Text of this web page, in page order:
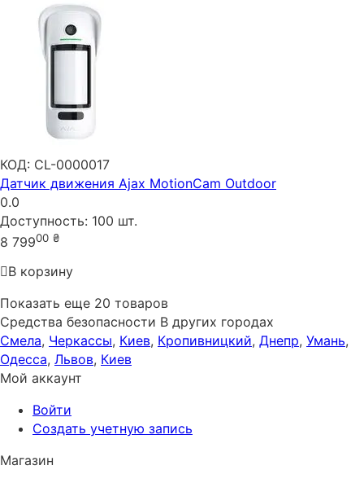
КОД: CL-0000017
Датчик движения Ajax MotionCam Outdoor
0.0
Доступность: 100 шт.
8 79900 ₴
В корзину
Показать еще 20 товаров
Средства безопасности В других городах
Смела, Черкассы, Киев, Кропивницкий, Днепр, Умань,
Одесса, Львов, Киев
Мой аккаунт
Войти
Создать учетную запись
Магазин